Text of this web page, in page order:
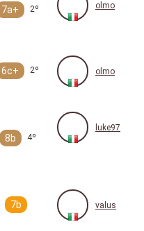
7a+ 2º olmo
6c+ 2º olmo
8b 4º
luke97
7b valus